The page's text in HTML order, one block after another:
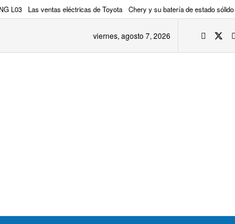
L03 Las ventas eléctricas de Toyota Chery y su batería de estado sólido
viernes, agosto 7, 2026